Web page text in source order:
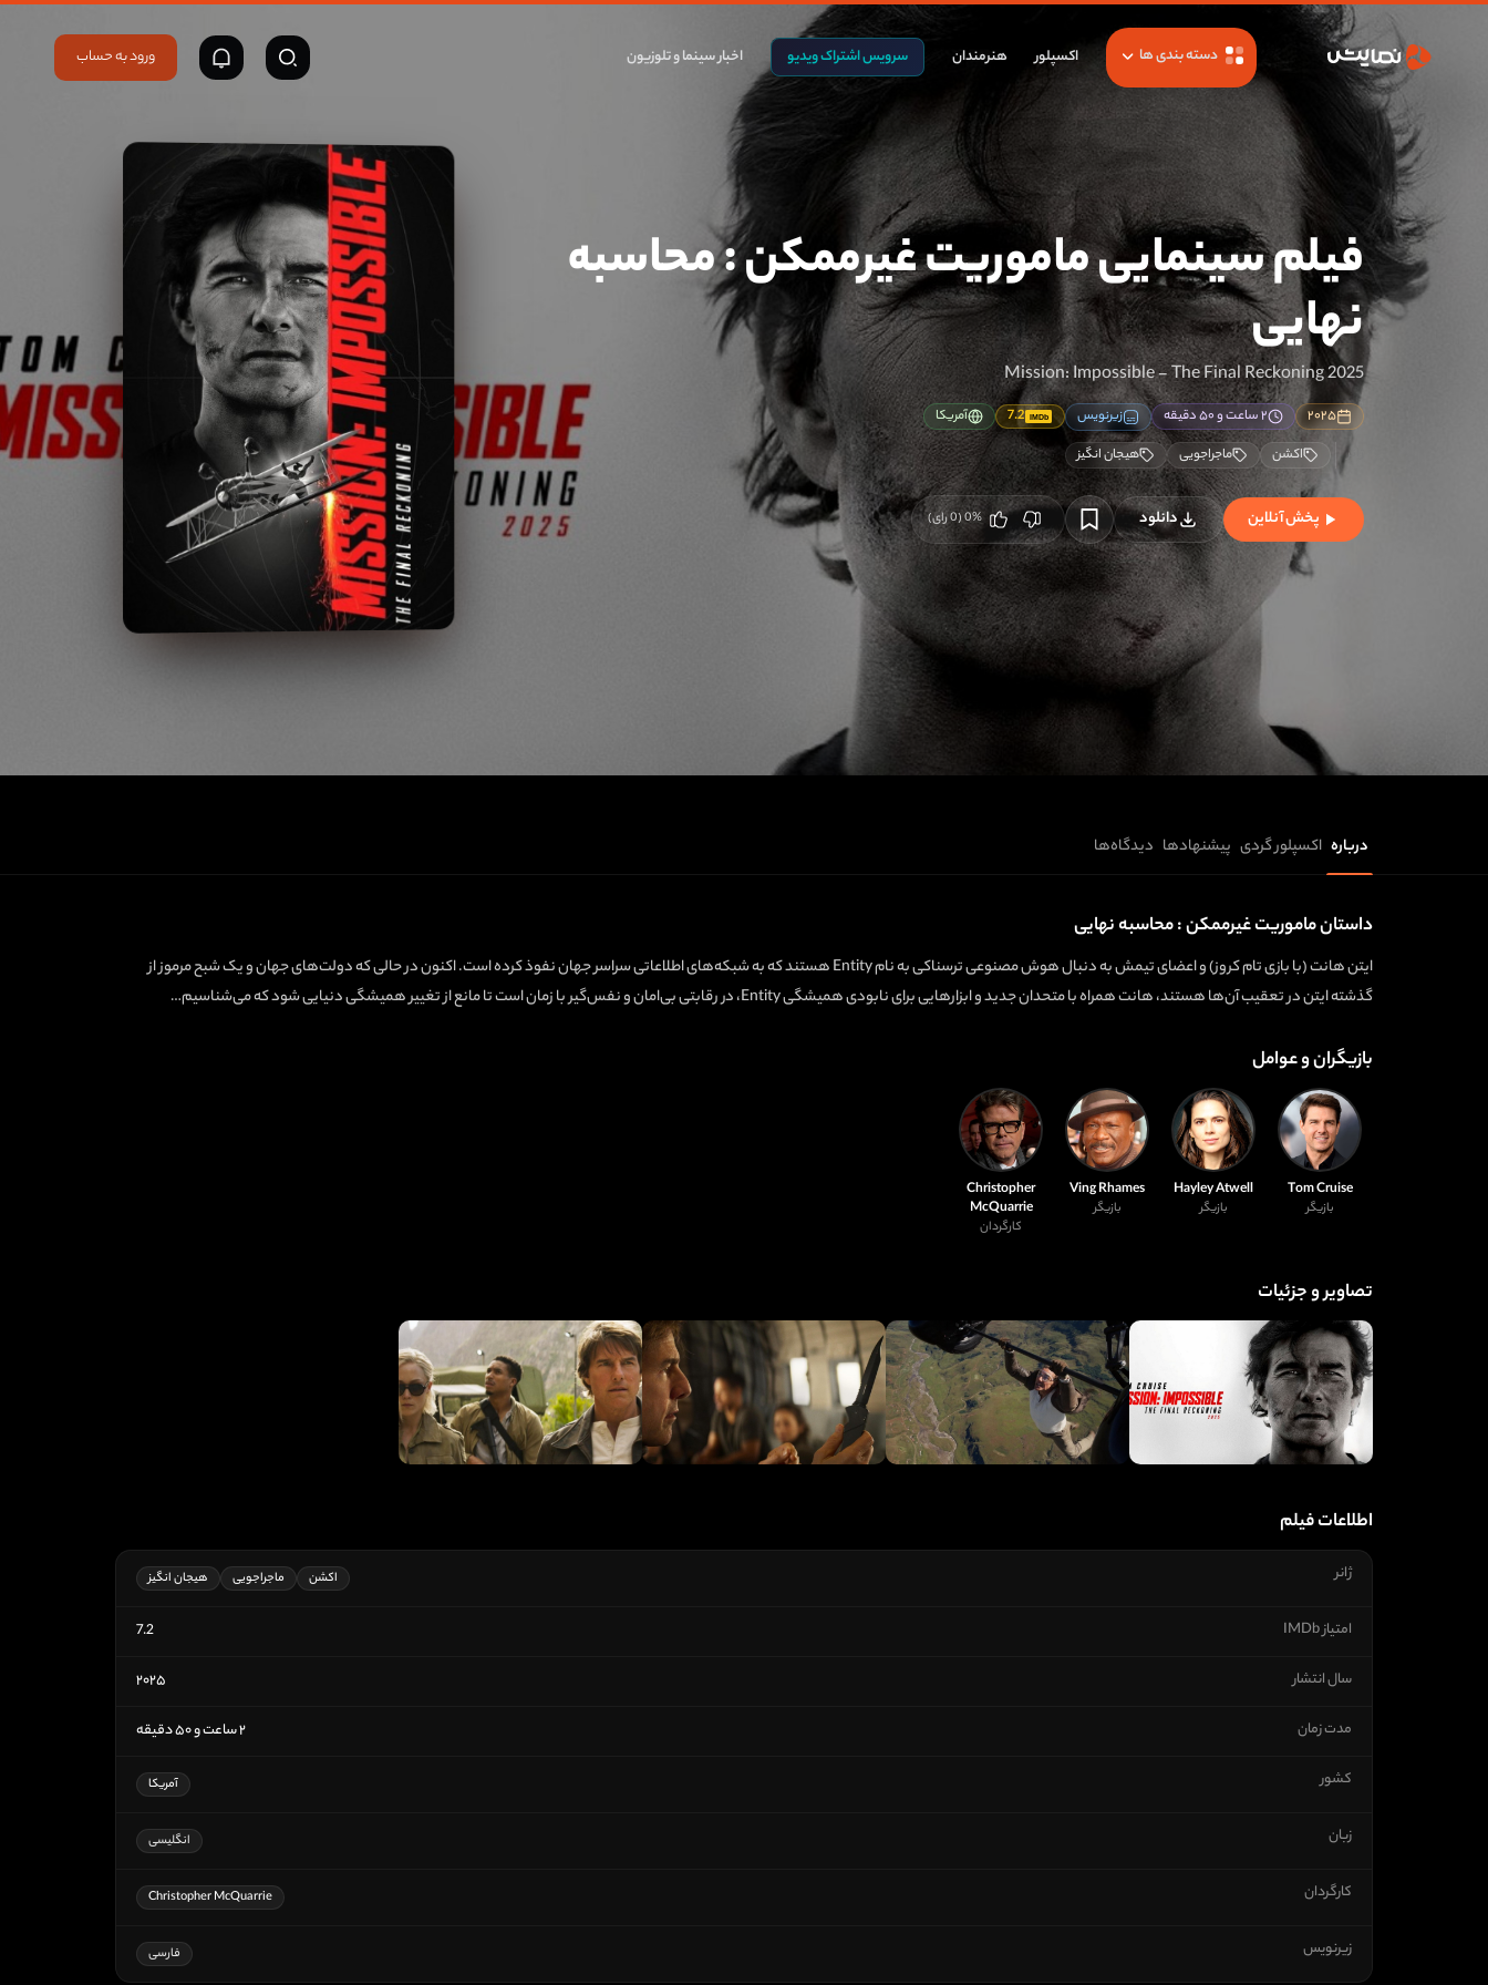
دسته بندی ها اکسپلور هنرمندان سرویس اشتراک ویدیو اخبار سینما و تلوزیون ورود به حساب
فیلم سینمایی ماموریت غیرممکن : محاسبه
نهایی
Mission: Impossible - The Final Reckoning 2025
۲۰۲۵ ۲ ساعت و ۵۰ دقیقه زیرنویس IMDb
7.2
آمریکا
اکشن
ماجراجویی هیجان انگیز
پخش آنلاین دانلود 0%
(
0رای)
درباره اکسپلور گردی پیشنهادها دیدگاه‌ها
داستان ماموریت غیرممکن : محاسبه نهایی
ایتن هانت (با بازی تام کروز) و اعضای تیمش به دنبال هوش مصنوعی ترسناکی به نام Entity هستند که به شبکه‌های اطلاعاتی سراسر جهان نفوذ کرده است. اکنون در حالی که دولت‌های جهان و یک شبح مرموز از
گذشته ایتن در تعقیب آن‌ها هستند، هانت همراه با متحدان جدید و ابزارهایی برای نابودی همیشگی Entity، در رقابتی بی‌امان و نفس‌گیر با زمان است تا مانع از تغییر همیشگی دنیایی شود که می‌شناسیم…
بازیگران و عوامل
Tom Cruise
بازیگر
Hayley Atwell
بازیگر
Ving Rhames
بازیگر
Christopher
McQuarrie
کارگردان
تصاویر و جزئیات
اطلاعات فیلم
ژانر اکشن ماجراجویی هیجان انگیز
امتیاز IMDb 7.2
سال انتشار ۲۰۲۵
مدت زمان ۲ ساعت و ۵۰ دقیقه
کشور آمریکا
زبان انگلیسی
کارگردان Christopher McQuarrie
زیرنویس فارسی